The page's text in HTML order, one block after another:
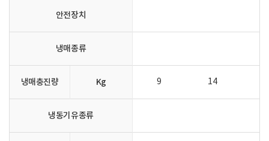
안전장치
냉매종류
냉매충진량 Kg 9 14
냉동기유종류